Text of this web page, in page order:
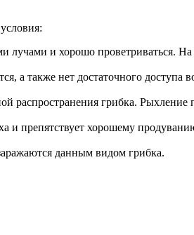
лучами и хорошо проветриваться.
а также нет достаточного доступа
распространения грибка. Рыхление
и препятствует хорошему
данным видом грибка.